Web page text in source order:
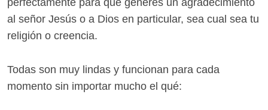
perfectamente para que generes un agradecimiento
al señor Jesús o a Dios en particular, sea cual sea tu
religión o creencia.
Todas son muy lindas y funcionan para cada
momento sin importar mucho el qué: